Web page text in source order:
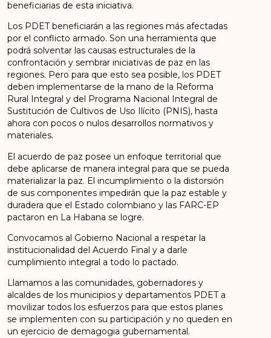
beneficiarias de esta iniciativa.
Los PDET beneficiarán a las regiones más afectadas
por el conflicto armado. Son una herramienta que
podrá solventar las causas estructurales de la
confrontación y sembrar iniciativas de paz en las
regiones. Pero para que esto sea posible, los PDET
deben implementarse de la mano de la Reforma
Rural Integral y del Programa Nacional Integral de
Sustitución de Cultivos de Uso Ilícito (PNIS), hasta
ahora con pocos o nulos desarrollos normativos y
materiales.
El acuerdo de paz posee un enfoque territorial que
debe aplicarse de manera integral para que se pueda
materializar la paz. El incumplimiento o la distorsión
de sus componentes impedirán que la paz estable y
duradera que el Estado colombiano y las FARC-EP
pactaron en La Habana se logre.
Convocamos al Gobierno Nacional a respetar la
institucionalidad del Acuerdo Final y a darle
cumplimiento integral a todo lo pactado.
Llamamos a las comunidades, gobernadores y
alcaldes de los municipios y departamentos PDET a
movilizar todos los esfuerzos para que estos planes
se implementen con su participación y no queden en
un ejercicio de demagogia gubernamental.